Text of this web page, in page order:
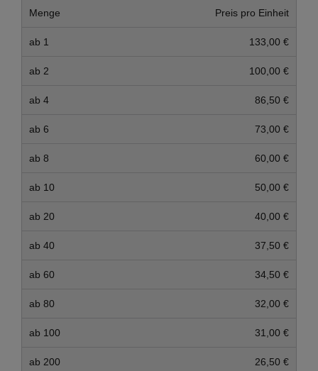
Menge Preis pro Einheit
ab 1 133,00 €
ab 2 100,00 €
ab 4 86,50 €
ab 6 73,00 €
ab 8 60,00 €
ab 10 50,00 €
ab 20 40,00 €
ab 40 37,50 €
ab 60 34,50 €
ab 80 32,00 €
ab 100 31,00 €
ab 200 26,50 €